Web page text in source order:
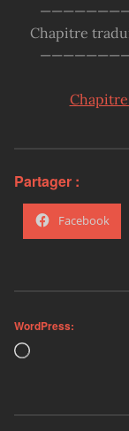
Chapitre
Partager :
Facebook
WordPress: